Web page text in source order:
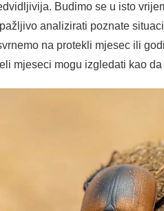
Budimo se u isto
analizirati poznate
na protekli mjesec ili
mjeseci mogu izgledati kao